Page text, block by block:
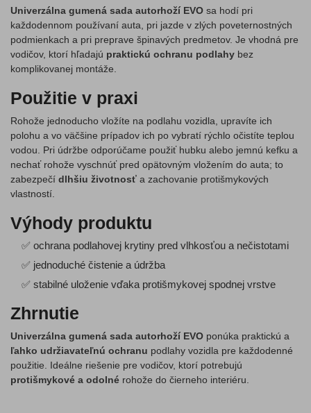
Univerzálna gumená sada autorhoží EVO sa hodí pri
každodennom používaní auta, pri jazde v zlých poveternostných
podmienkach a pri preprave špinavých predmetov. Je vhodná pre
vodičov, ktorí hľadajú praktickú ochranu podlahy bez
komplikovanej montáže.
Použitie v praxi
Rohože jednoducho vložíte na podlahu vozidla, upravíte ich
polohu a vo väčšine prípadov ich po vybratí rýchlo očistíte teplou
vodou. Pri údržbe odporúčame použiť hubku alebo jemnú kefku a
nechať rohože vyschnúť pred opätovným vložením do auta; to
zabezpečí dlhšiu životnosť a zachovanie protišmykových
vlastností.
Výhody produktu
✅ ochrana podlahovej krytiny pred vlhkosťou a nečistotami
✅ jednoduché čistenie a údržba
✅ stabilné uloženie vďaka protišmykovej spodnej vrstve
Zhrnutie
Univerzálna gumená sada autorhoží EVO ponúka praktickú a
ľahko udržiavateľnú ochranu podlahy vozidla pre každodenné
použitie. Ideálne riešenie pre vodičov, ktorí potrebujú
protišmykové a odolné rohože do čierneho interiéru.